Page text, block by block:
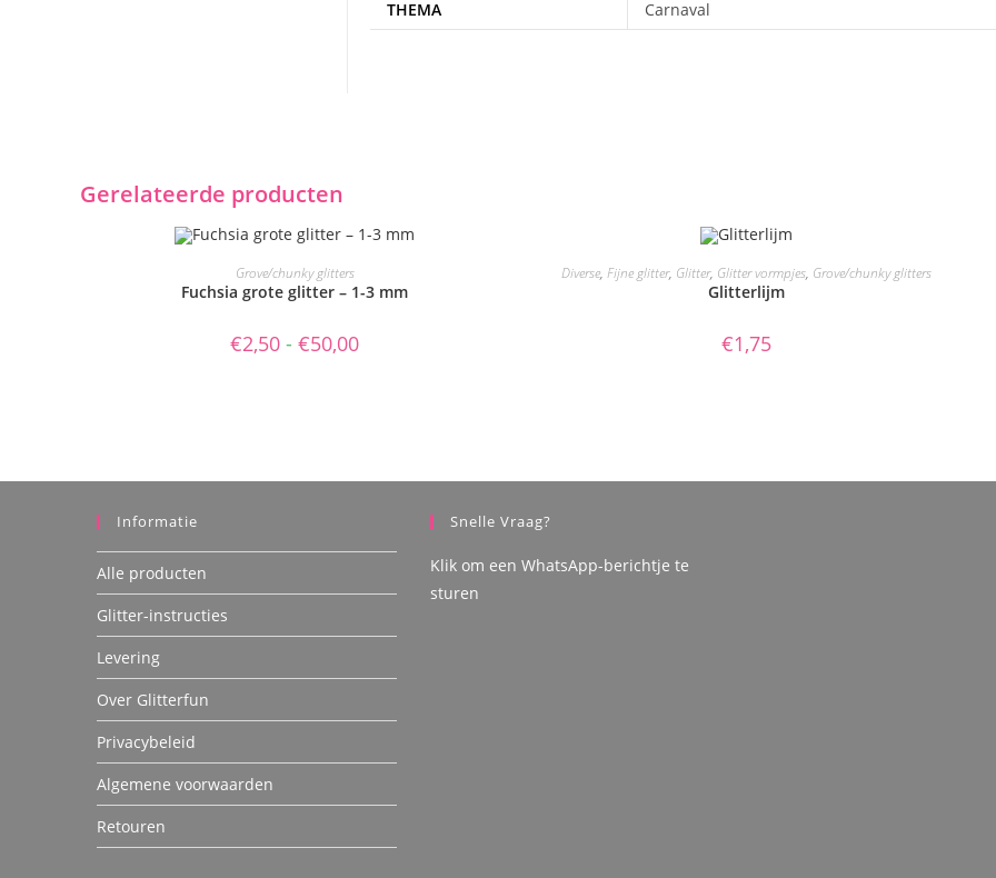
THEMA
Carnaval
Gerelateerde producten
OPTIES SELECTEREN
product
heeft
meerdere
optie
Grove/chunky glitters
Fuchsia grote glitter – 1-3 mm
€2,50 - €50,00Prijsklasse:
TOEVOEGEN AAN WINKELWAGEN
Diverse,Fijne glitter, Glitter, Glitter vormpjes, Grove/chunky glitters
Glitterlijm
€1,75
Informatie
Alle producten
Glitter-instructies
Levering
Over Glitterfun
Privacybeleid
Algemene voorwaarden
Retouren
Snelle Vraag?
Klik om een WhatsApp-berichtje te
sturen